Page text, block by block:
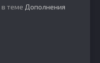
в теме Дополнения